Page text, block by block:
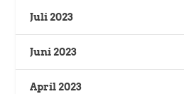
Juli 2023
Juni 2023
April 2023